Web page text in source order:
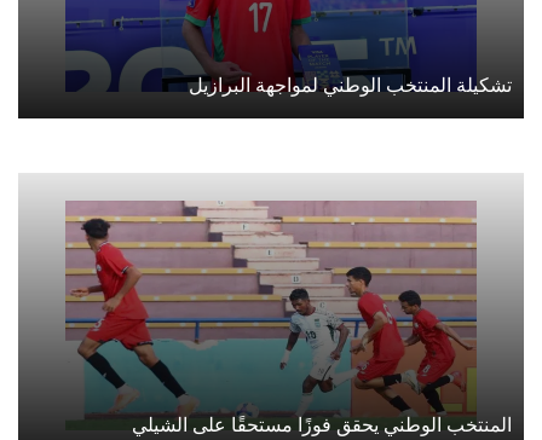
تشكيلة المنتخب الوطني لمواجهة البرازيل
المنتخب الوطني يحقق فوزًا مستحقًا على الشيلي